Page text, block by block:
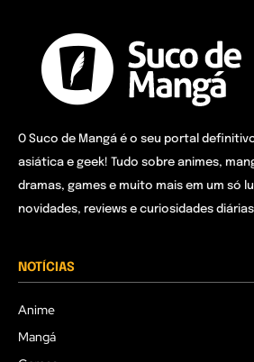
O Suco de Mangá é o seu portal
asiática e geek! Tudo sobre animes,
dramas, games e muito mais em um só
novidades, reviews e curiosidades
NOTÍCIAS
Anime
Mangá